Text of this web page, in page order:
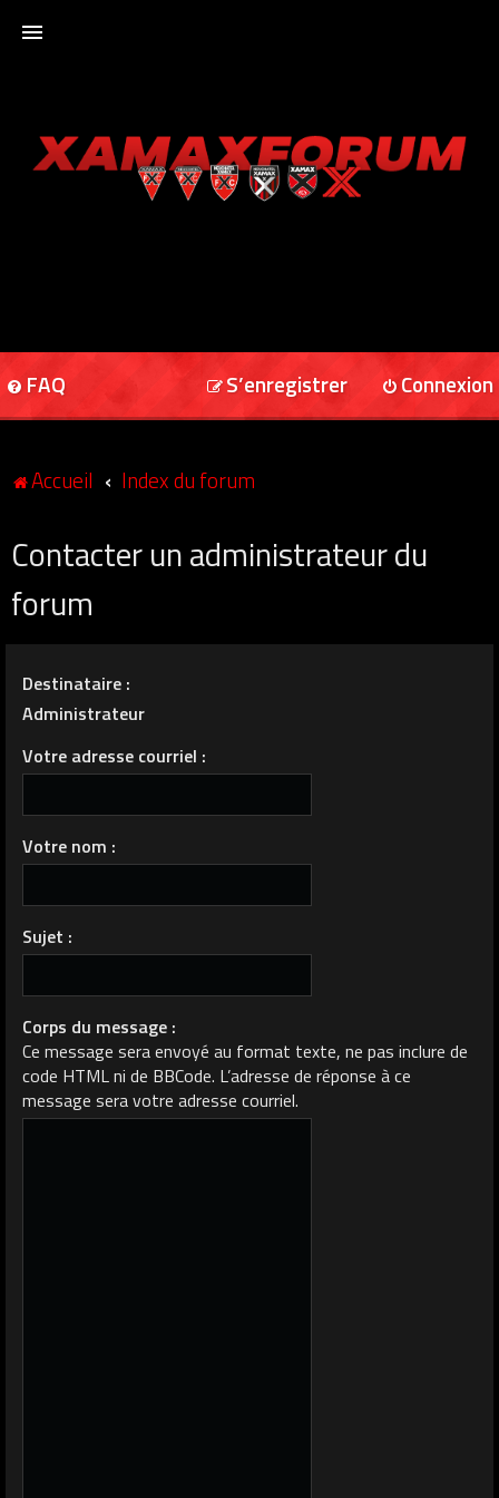
XAMAXFORUM
FAQ Connexion
S’enregistrer
Accueil Index du forum
Contacter un administrateur du
forum
Destinataire :
Administrateur
Votre adresse courriel :
Votre nom :
Sujet :
Corps du message :
Ce message sera envoyé au format texte, ne pas inclure de
code HTML ni de BBCode. L’adresse de réponse à ce
message sera votre adresse courriel.